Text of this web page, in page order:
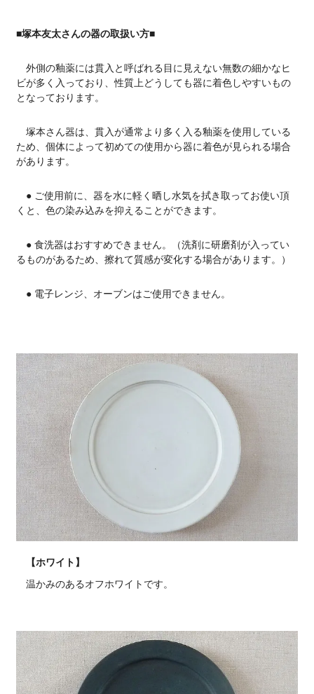
■塚本友太さんの器の取扱い方■
外側の釉薬には貫入と呼ばれる目に見えない無数の細かなヒ
ビが多く入っており、性質上どうしても器に着色しやすいもの
となっております。
塚本さん器は、貫入が通常より多く入る釉薬を使用している
ため、個体によって初めての使用から器に着色が見られる場合
があります。
● ご使用前に、器を水に軽く晒し水気を拭き取ってお使い頂
くと、色の染み込みを抑えることができます。
● 食洗器はおすすめできません。（洗剤に研磨剤が入ってい
るものがあるため、擦れて質感が変化する場合があります。）
● 電子レンジ、オーブンはご使用できません。
【ホワイト】
温かみのあるオフホワイトです。